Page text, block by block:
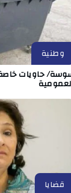
وطنية
حاويات خاصة
قضايا